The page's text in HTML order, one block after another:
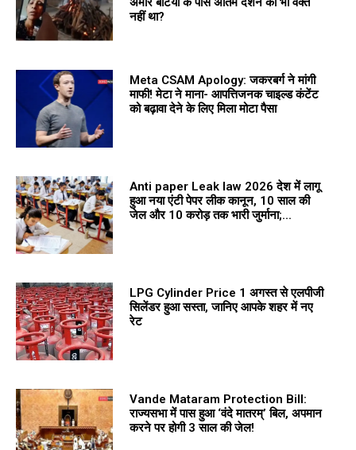
नहीं था?
Meta CSAM Apology: जकरबर्ग ने मांगी
माफी! मेटा ने माना- आपत्तिजनक चाइल्ड कंटेंट
को बढ़ावा देने के लिए मिला मोटा पैसा
Anti paper Leak law 2026 देश में लागू
हुआ नया एंटी पेपर लीक कानून, 10 साल की
जेल और 10 करोड़ तक भारी जुर्माना;...
LPG Cylinder Price 1 अगस्त से एलपीजी
सिलेंडर हुआ सस्ता, जानिए आपके शहर में नए
रेट
Vande Mataram Protection Bill:
राज्यसभा में पास हुआ ‘वंदे मातरम्’ बिल, अपमान
करने पर होगी 3 साल की जेल!